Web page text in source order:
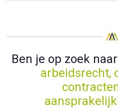
Ben je op zoek naar
arbeidsrecht,